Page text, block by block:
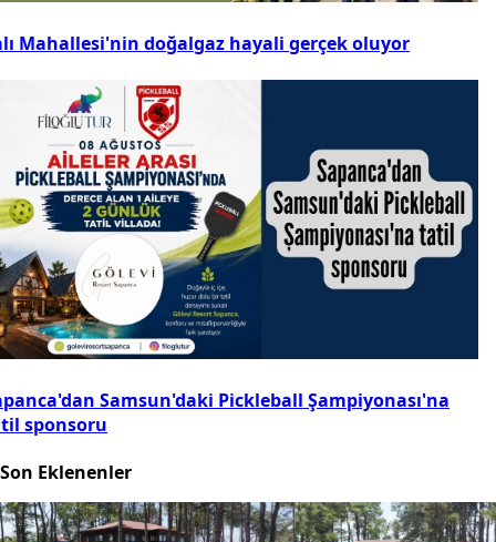
Mahallesi'nin doğalgaz hayali gerçek oluyor
Samsun'daki Pickleball Şampiyonası'na
sponsoru
Son Eklenenler